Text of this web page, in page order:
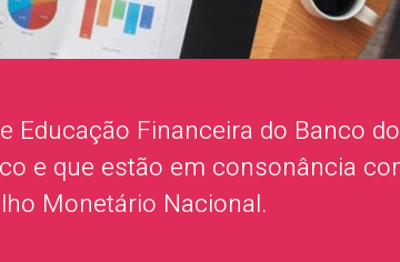
Financeira do Banco
e que estão em consonância
Monetário Nacional.